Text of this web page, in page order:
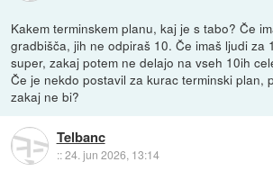
Kakem terminskem planu, kaj je s tabo? Če
gradbišča, jih ne odpiraš 10. Če imaš ljudi za
super, zakaj potem ne delajo na vseh 10ih
Če je nekdo postavil za kurac terminski plan,
zakaj ne bi?
Telbanc
::24. jun 2026, 13:14